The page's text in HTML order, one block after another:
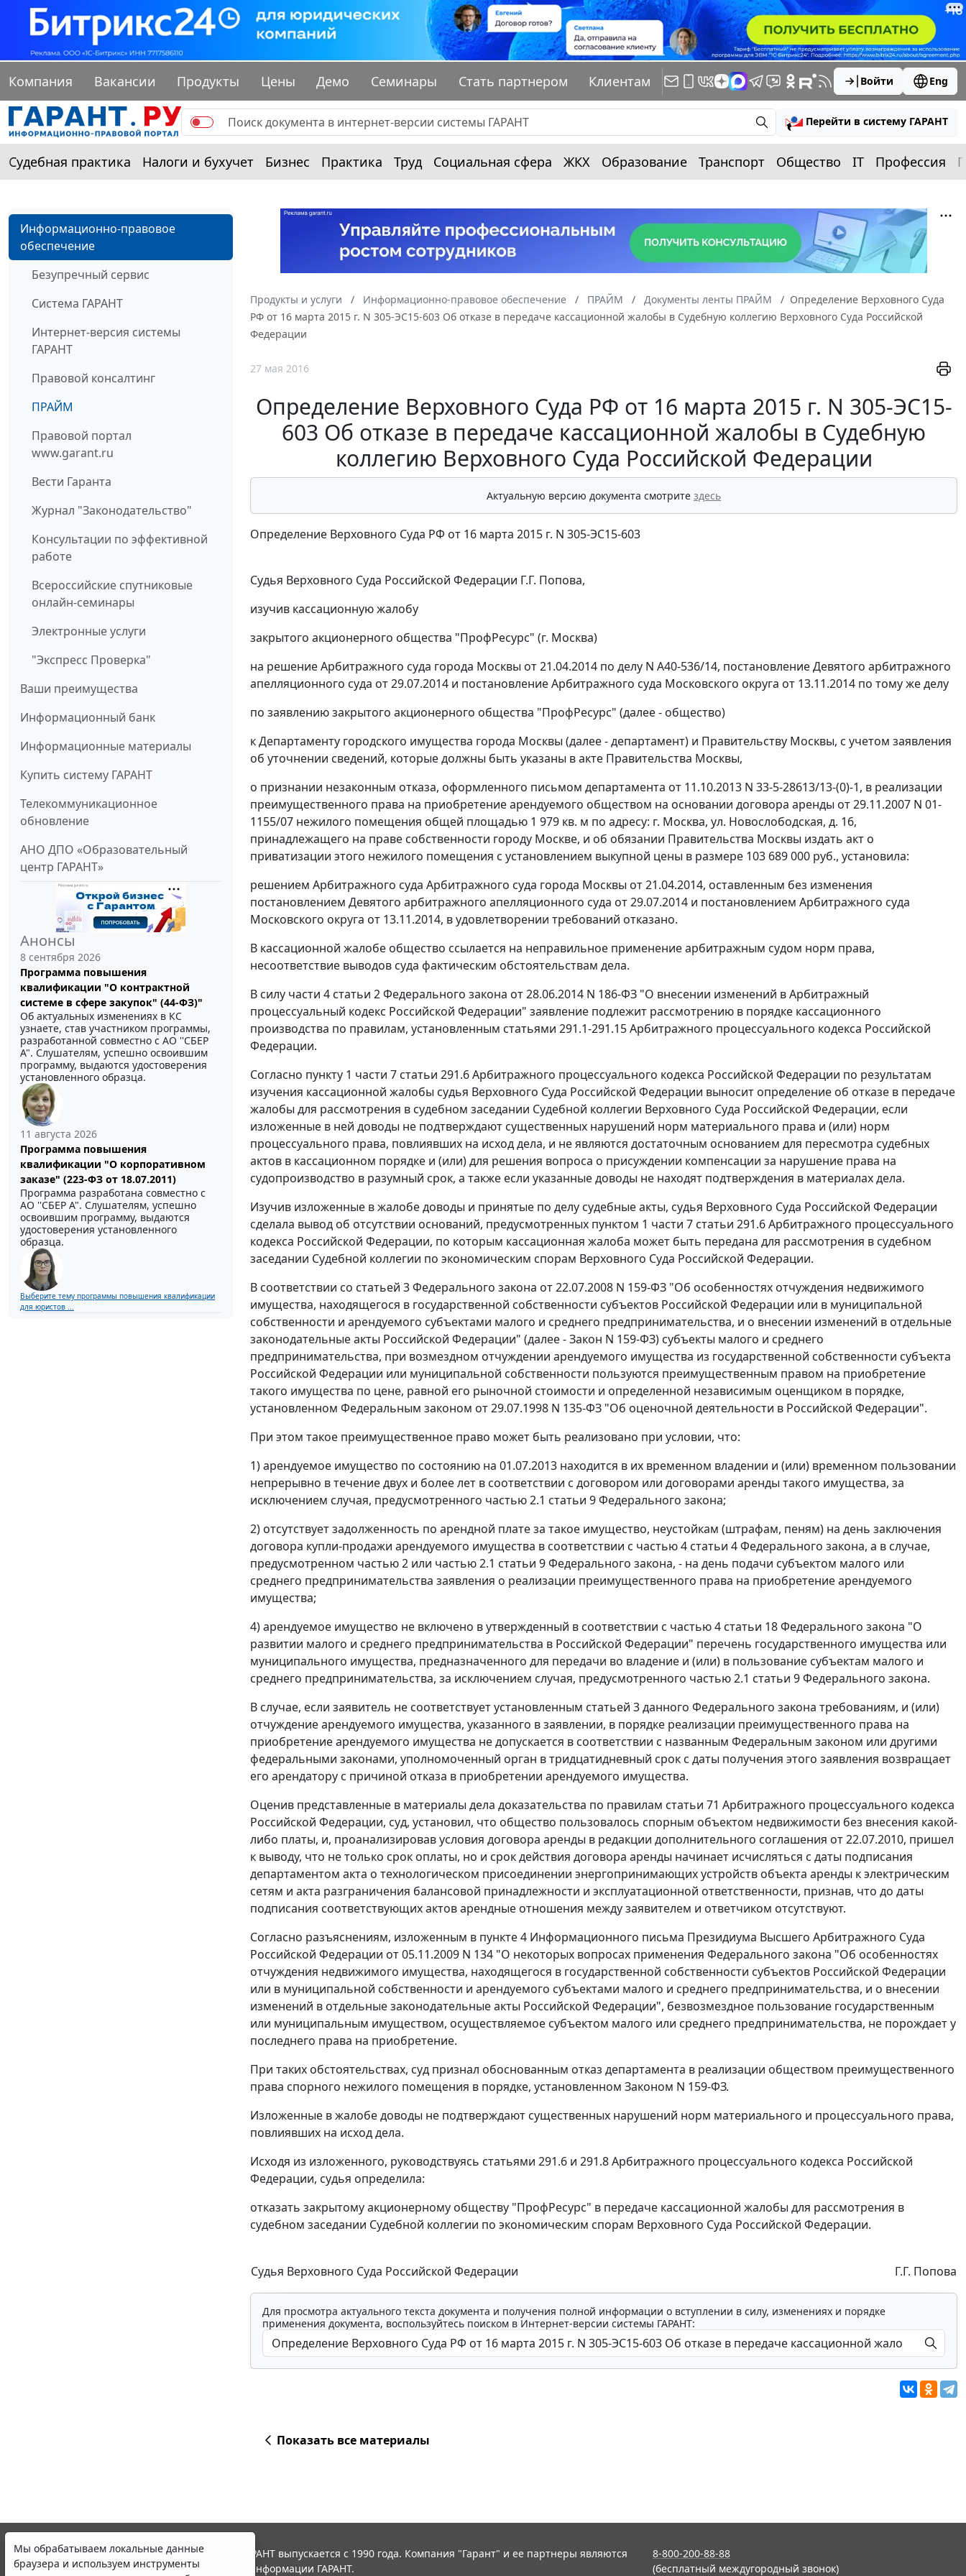
Компания Вакансии Продукты Цены Демо Семинары Стать партнером Клиентам Войти Eng
Перейти в систему ГАРАНТ
Судебная практика Налоги и бухучет Бизнес Практика Труд Социальная сфера ЖКХ Образование Транспорт Общество IT Профессия
Информационно-правовое
обеспечение
Безупречный сервис
Система ГАРАНТ
Интернет-версия системы
ГАРАНТ
Правовой консалтинг
ПРАЙМ
Правовой портал
www.garant.ru
Вести Гаранта
Журнал "Законодательство"
Консультации по эффективной
работе
Всероссийские спутниковые
онлайн-семинары
Электронные услуги
"Экспресс Проверка"
Ваши преимущества
Информационный банк
Информационные материалы
Купить систему ГАРАНТ
Телекоммуникационное
обновление
АНО ДПО «Образовательный
центр ГАРАНТ»
Анонсы
8 сентября 2026
Программа повышения
квалификации "О контрактной
системе в сфере закупок" (44-ФЗ)"
Об актуальных изменениях в КС
узнаете, став участником программы,
разработанной совместно с АО ''СБЕР
А". Слушателям, успешно освоившим
программу, выдаются удостоверения
установленного образца.
11 августа 2026
Программа повышения
квалификации "О корпоративном
заказе" (223-ФЗ от 18.07.2011)
Программа разработана совместно с
АО ''СБЕР А". Слушателям, успешно
освоившим программу, выдаются
удостоверения установленного
образца.
Выберите тему программы повышения квалификации
для юристов ...
Продукты и услуги Информационно-правовое обеспечение ПРАЙМ Документы ленты ПРАЙМ
Определение Верховного Суда
РФ от 16 марта 2015 г. N 305-ЭС15-603 Об отказе в передаче кассационной жалобы в Судебную коллегию Верховного Суда Российской
Федерации
27 мая 2016
Определение Верховного Суда РФ от 16 марта 2015 г. N 305-ЭС15-
603 Об отказе в передаче кассационной жалобы в Судебную
коллегию Верховного Суда Российской Федерации
Актуальную версию документа смотрите здесь
Определение Верховного Суда РФ от 16 марта 2015 г. N 305-ЭС15-603
Судья Верховного Суда Российской Федерации Г.Г. Попова,
изучив кассационную жалобу
закрытого акционерного общества "ПрофРесурс" (г. Москва)
на решениеАрбитражного суда города Москвы от 21.04.2014 по делу N А40-536/14, постановлениеДевятого арбитражного
апелляционного суда от 29.07.2014 и постановлениеАрбитражного суда Московского округа от 13.11.2014 по тому же делу
по заявлению закрытого акционерного общества "ПрофРесурс" (далее - общество)
к Департаменту городского имущества города Москвы (далее - департамент) и Правительству Москвы, с учетом заявления
об уточнении сведений, которые должны быть указаны в акте Правительства Москвы,
о признании незаконным отказа, оформленного письмом департамента от 11.10.2013 N 33-5-28613/13-(0)-1, в реализации
преимущественного права на приобретение арендуемого обществом на основании договора аренды от 29.11.2007 N 01-
1155/07 нежилого помещения общей площадью 1 979 кв. м по адресу: г. Москва, ул. Новослободская, д. 16,
принадлежащего на праве собственности городу Москве, и об обязании Правительства Москвы издать акт о
приватизации этого нежилого помещения с установлением выкупной цены в размере 103 689 000 руб., установила:
решением Арбитражного суда Арбитражного суда города Москвы от 21.04.2014, оставленным без изменения
постановлением Девятого арбитражного апелляционного суда от 29.07.2014 и постановлением Арбитражного суда
Московского округа от 13.11.2014, в удовлетворении требований отказано.
В кассационной жалобе общество ссылается на неправильное применение арбитражным судом норм права,
несоответствие выводов суда фактическим обстоятельствам дела.
В силу части 4 статьи 2Федерального закона от 28.06.2014 N 186-ФЗ "О внесении изменений в Арбитражный
процессуальный кодекс Российской Федерации" заявление подлежит рассмотрению в порядке кассационного
производства по правилам, установленным статьями 291.1-291.15Арбитражного процессуального кодекса Российской
Федерации.
Согласно пункту 1 части 7 статьи 291.6Арбитражного процессуального кодекса Российской Федерации по результатам
изучения кассационной жалобы судья Верховного Суда Российской Федерации выносит определение об отказе в передаче
жалобы для рассмотрения в судебном заседании Судебной коллегии Верховного Суда Российской Федерации, если
изложенные в ней доводы не подтверждают существенных нарушений норм материального права и (или) норм
процессуального права, повлиявших на исход дела, и не являются достаточным основанием для пересмотра судебных
актов в кассационном порядке и (или) для решения вопроса о присуждении компенсации за нарушение права на
судопроизводство в разумный срок, а также если указанные доводы не находят подтверждения в материалах дела.
Изучив изложенные в жалобе доводы и принятые по делу судебные акты, судья Верховного Суда Российской Федерации
сделала вывод об отсутствии оснований, предусмотренных пунктом 1 части 7 статьи 291.6Арбитражного процессуального
кодекса Российской Федерации, по которым кассационная жалоба может быть передана для рассмотрения в судебном
заседании Судебной коллегии по экономическим спорам Верховного Суда Российской Федерации.
В соответствии со статьей 3Федерального закона от 22.07.2008 N 159-ФЗ "Об особенностях отчуждения недвижимого
имущества, находящегося в государственной собственности субъектов Российской Федерации или в муниципальной
собственности и арендуемого субъектами малого и среднего предпринимательства, и о внесении изменений в отдельные
законодательные акты Российской Федерации" (далее - Закон N 159-ФЗ) субъекты малого и среднего
предпринимательства, при возмездном отчуждении арендуемого имущества из государственной собственности субъекта
Российской Федерации или муниципальной собственности пользуются преимущественным правом на приобретение
такого имущества по цене, равной его рыночной стоимости и определенной независимым оценщиком в порядке,
установленном Федеральным законом от 29.07.1998 N 135-ФЗ "Об оценочной деятельности в Российской Федерации".
При этом такое преимущественное право может быть реализовано при условии, что:
1) арендуемое имущество по состоянию на 01.07.2013 находится в их временном владении и (или) временном пользовании
непрерывно в течение двух и более лет в соответствии с договором или договорами аренды такого имущества, за
исключением случая, предусмотренного частью 2.1 статьи 9Федерального закона;
2) отсутствует задолженность по арендной плате за такое имущество, неустойкам (штрафам, пеням) на день заключения
договора купли-продажи арендуемого имущества в соответствии с частью 4 статьи 4Федерального закона, а в случае,
предусмотренном частью 2 или частью 2.1 статьи 9Федерального закона, - на день подачи субъектом малого или
среднего предпринимательства заявления о реализации преимущественного права на приобретение арендуемого
имущества;
4) арендуемое имущество не включено в утвержденный в соответствии с частью 4 статьи 18Федерального закона "О
развитии малого и среднего предпринимательства в Российской Федерации" перечень государственного имущества или
муниципального имущества, предназначенного для передачи во владение и (или) в пользование субъектам малого и
среднего предпринимательства, за исключением случая, предусмотренного частью 2.1 статьи 9Федерального закона.
В случае, если заявитель не соответствует установленным статьей 3данного Федерального закона требованиям, и (или)
отчуждение арендуемого имущества, указанного в заявлении, в порядке реализации преимущественного права на
приобретение арендуемого имущества не допускается в соответствии с названным Федеральным законом или другими
федеральными законами, уполномоченный орган в тридцатидневный срок с даты получения этого заявления возвращает
его арендатору с причиной отказа в приобретении арендуемого имущества.
Оценив представленные в материалы дела доказательства по правилам статьи 71 Арбитражного процессуального кодекса
Российской Федерации, суд, установил, что общество пользовалось спорным объектом недвижимости без внесения какой-
либо платы, и, проанализировав условия договора аренды в редакции дополнительного соглашения от 22.07.2010, пришел
к выводу, что не только срок оплаты, но и срок действия договора аренды начинает исчисляться с даты подписания
департаментом акта о технологическом присоединении энергопринимающих устройств объекта аренды к электрическим
сетям и акта разграничения балансовой принадлежности и эксплуатационной ответственности, признав, что до даты
подписания соответствующих актов арендные отношения между заявителем и ответчиком отсутствуют.
Согласно разъяснениям, изложенным в пункте 4 Информационного письма Президиума Высшего Арбитражного Суда
Российской Федерации от 05.11.2009 N 134 "О некоторых вопросах применения Федерального закона "Об особенностях
отчуждения недвижимого имущества, находящегося в государственной собственности субъектов Российской Федерации
или в муниципальной собственности и арендуемого субъектами малого и среднего предпринимательства, и о внесении
изменений в отдельные законодательные акты Российской Федерации", безвозмездное пользование государственным
или муниципальным имуществом, осуществляемое субъектом малого или среднего предпринимательства, не порождает у
последнего права на приобретение.
При таких обстоятельствах, суд признал обоснованным отказ департамента в реализации обществом преимущественного
права спорного нежилого помещения в порядке, установленном Законом N 159-ФЗ.
Изложенные в жалобе доводы не подтверждают существенных нарушений норм материального и процессуального права,
повлиявших на исход дела.
Исходя из изложенного, руководствуясь статьями 291.6 и 291.8Арбитражного процессуального кодекса Российской
Федерации, судья определила:
отказать закрытому акционерному обществу "ПрофРесурс" в передаче кассационной жалобы для рассмотрения в
судебном заседании Судебной коллегии по экономическим спорам Верховного Суда Российской Федерации.
Судья Верховного Суда Российской Федерации Г.Г. Попова
Для просмотра актуального текста документа и получения полной информации о вступлении в силу, изменениях и порядке
применения документа, воспользуйтесь поиском в Интернет-версии системы ГАРАНТ:
Показать все материалы
Мы обрабатываем локальные данные
браузера и используем инструменты
© ООО "НПП "ГАРАНТ-СЕРВИС", 2026. Система ГАРАНТ выпускается с 1990 года. Компания "Гарант" и ее партнеры являются
участниками Российской ассоциации правовой информации ГАРАНТ.
8-800-200-88-88
(бесплатный междугородный звонок)